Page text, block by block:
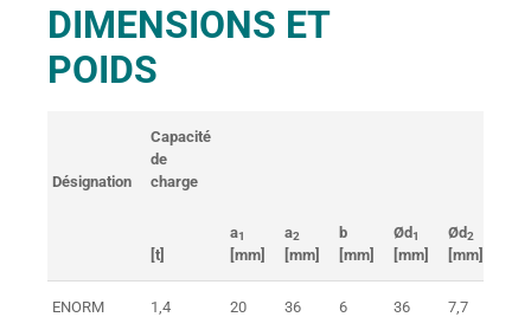
DIMENSIONS ET
POIDS
Désignation
Capacité
de
charge
[t]
a1
[mm]
a2
[mm]
b
[mm]
Ød1
[mm]
Ød2
[mm]
ENORM
1,4 20 36 6 36 7,7